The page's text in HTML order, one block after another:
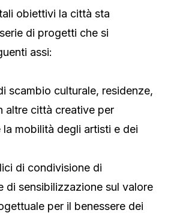
obiettivi la città sta
di progetti che si
assi:
scambio culturale, residenze,
altre città creative per
la mobilità degli artisti e dei
di condivisione di
di sensibilizzazione sul valore
per il benessere dei